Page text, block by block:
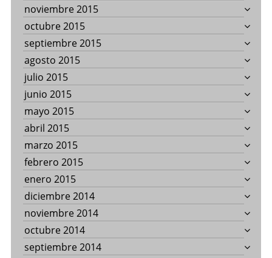
noviembre 2015
octubre 2015
septiembre 2015
agosto 2015
julio 2015
junio 2015
mayo 2015
abril 2015
marzo 2015
febrero 2015
enero 2015
diciembre 2014
noviembre 2014
octubre 2014
septiembre 2014